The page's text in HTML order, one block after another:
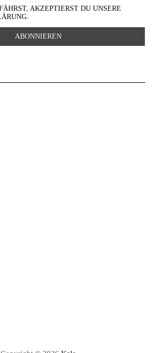
AKZEPTIERST DU UNSERE